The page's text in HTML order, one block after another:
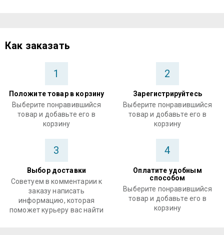
Как заказать
1
Положите товар в корзину
Выберите понравившийся
товар и добавьте его в
корзину
2
Зарегистрируйтесь
Выберите понравившийся
товар и добавьте его в
корзину
3
Выбор доставки
Советуем в комментарии к
заказу написать
информацию, которая
поможет курьеру вас найти
4
Оплатите удобным
способом
Выберите понравившийся
товар и добавьте его в
корзину